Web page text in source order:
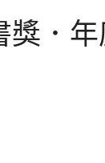
．年